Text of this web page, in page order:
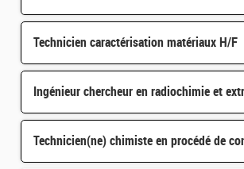
Technicien caractérisation matériaux H/F